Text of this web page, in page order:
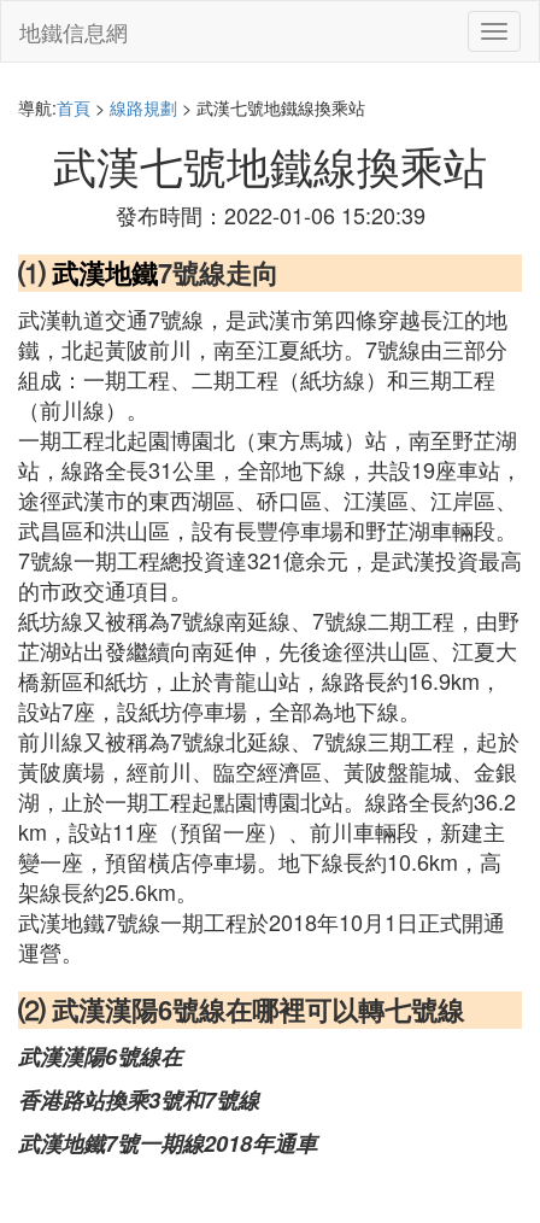
切
換
地鐵信息網
導航:首頁 > 線路規劃 > 武漢七號地鐵線換乘站
武漢七號地鐵線換乘站
發布時間：2022-01-06 15:20:39
⑴武漢地鐵7號線走向
武漢軌道交通7號線，是武漢市第四條穿越長江的地
鐵，北起黃陂前川，南至江夏紙坊。7號線由三部分
組成：一期工程、二期工程（紙坊線）和三期工程
（前川線）。
一期工程北起園博園北（東方馬城）站，南至野芷湖
站，線路全長31公里，全部地下線，共設19座車站，
途徑武漢市的東西湖區、硚口區、江漢區、江岸區、
武昌區和洪山區，設有長豐停車場和野芷湖車輛段。
7號線一期工程總投資達321億余元，是武漢投資最高
的市政交通項目。
紙坊線又被稱為7號線南延線、7號線二期工程，由野
芷湖站出發繼續向南延伸，先後途徑洪山區、江夏大
橋新區和紙坊，止於青龍山站，線路長約16.9km，
設站7座，設紙坊停車場，全部為地下線。
前川線又被稱為7號線北延線、7號線三期工程，起於
黃陂廣場，經前川、臨空經濟區、黃陂盤龍城、金銀
湖，止於一期工程起點園博園北站。線路全長約36.2
km，設站11座（預留一座）、前川車輛段，新建主
變一座，預留橫店停車場。地下線長約10.6km，高
架線長約25.6km。
武漢地鐵7號線一期工程於2018年10月1日正式開通
運營。
⑵ 武漢漢陽6號線在哪裡可以轉七號線
武漢漢陽6號線在
香港路站換乘3號和7號線
武漢地鐵7號一期線2018年通車